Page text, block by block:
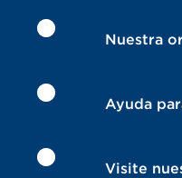
Nuestra
Ayuda
Visite